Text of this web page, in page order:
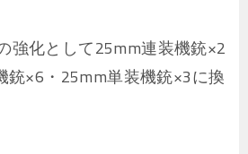
強化として25mm連装機銃×2
×6・25mm単装機銃×3に換